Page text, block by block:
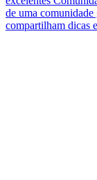
de uma comunidade
compartilham dicas